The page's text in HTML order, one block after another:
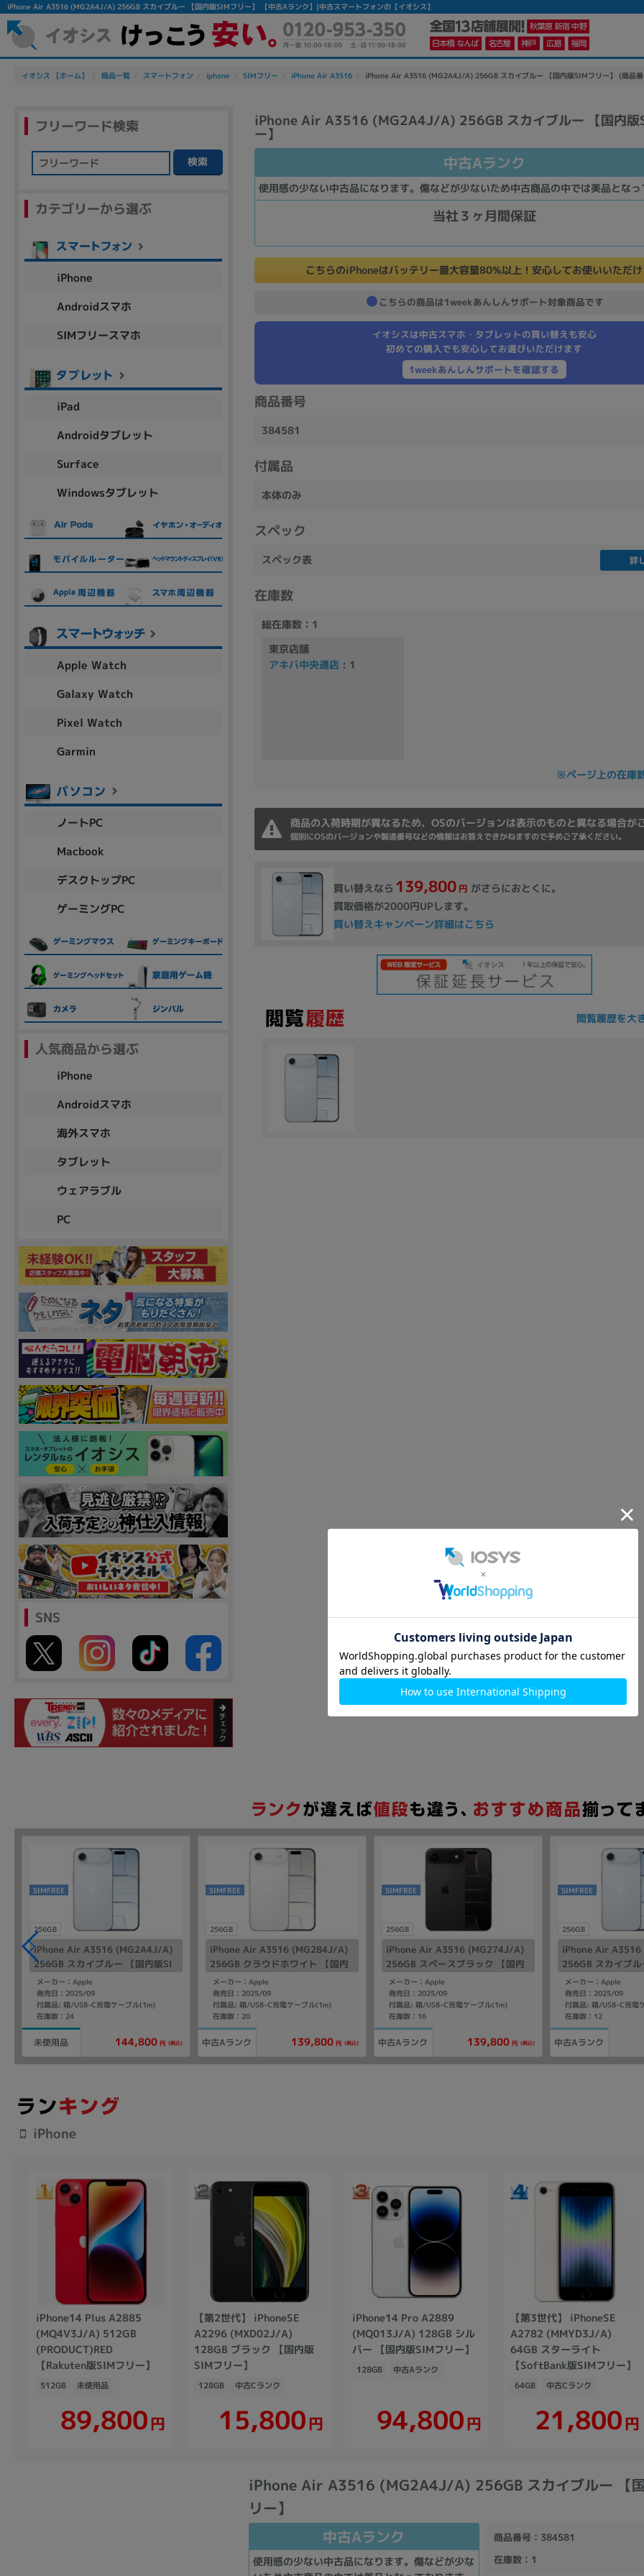
iPhone Air A3516 (MG2A4J/A) 256GB スカイブルー 【国内版SIMフリー】 【中古Aランク】|中古スマートフォンの【イオシス】
イオシス 【ホーム】 商品一覧 スマートフォン iphone SIMフリー iPhone Air A3516 iPhone Air A3516 (MG2A4J/A) 256GB スカイブルー 【国内版SIMフリー】 (商品
iPhone Air A3516 (MG2A4J/A) 256GB スカイブルー 【国内版
ー】
中古Aランク
使用感の少ない中古品になります。傷などが少ないため中古商品の中では美品となっ
当社３ヶ月間保証
こちらのiPhoneはバッテリー最大容量80%以上！安心してお使いいただ
こちらの商品は1weekあんしんサポート対象商品です
イオシスは中古スマホ・タブレットの買い替えも安心
初めての購入でも安心してお選びいただけます
1weekあんしんサポートを確認する
商品番号
384581
付属品
本体のみ
スペック
スペック表 詳
在庫数
総在庫数：1
東京店舗
アキバ中央通店 : 1
※ページ上の在庫
商品の入荷時期が異なるため、OSのバージョンは表示のものと異なる場合が
個別にOSのバージョンや製造番号などの情報はお答えできかねますので予めご了承ください。
買い替えなら 139,800 円 がさらにおとくに。
買取価格が2000円UPします。
買い替えキャンペーン詳細はこちら
閲覧履歴を大
フリーワード検索
検索
カテゴリーから選ぶ
iPhone
Androidスマホ
SIMフリースマホ
iPad
Androidタブレット
Surface
Windowsタブレット
Apple Watch
Galaxy Watch
Pixel Watch
Garmin
ノートPC
Macbook
デスクトップPC
ゲーミングPC
人気商品から選ぶ
iPhone
Androidスマホ
海外スマホ
タブレット
ウェアラブル
PC
SNS
256GB
SIMFREE
iPhone Air A3516 (MG2A4J/A)
256GB スカイブルー 【国内版SI
Mフリー】
メーカー：Apple
発売日：2025/09
付属品: 箱/USB-C充電ケーブル(1m)
在庫数：24
未使用品 144,800 円 (税込)
256GB
SIMFREE
iPhone Air A3516 (MG284J/A)
256GB クラウドホワイト 【国内
版SIMフリー】
メーカー：Apple
発売日：2025/09
付属品: 箱/USB-C充電ケーブル(1m)
在庫数：20
中古Aランク 139,800 円 (税込)
256GB
SIMFREE
iPhone Air A3516 (MG274J/A)
256GB スペースブラック 【国内
版SIMフリー】
メーカー：Apple
発売日：2025/09
付属品: 箱/USB-C充電ケーブル(1m)
在庫数：16
中古Aランク 139,800 円 (税込)
256GB
SIMFREE
iPhone Air
256GB スカイブ
Mフリー】
メーカー：Apple
発売日：2025/09
付属品: 箱/USB-C充電
在庫数：12
中古Aランク
iPhone
iPhone14 Plus A2885
(MQ4V3J/A) 512GB
(PRODUCT)RED
【Rakuten版SIMフリー】
512GB 未使用品
89,800円
【第2世代】 iPhoneSE
A2296 (MXD02J/A)
128GB ブラック 【国内版
SIMフリー】
128GB 中古Cランク
15,800円
iPhone14 Pro A2889
(MQ013J/A) 128GB シル
バー 【国内版SIMフリー】
128GB 中古Aランク
94,800円
【第3世代】 iPhoneSE
A2782 (MMYD3J/A)
64GB スターライト
【SoftBank版SIMフリー】
64GB 中古Cランク
21,800円
iPhone Air A3516 (MG2A4J/A) 256GB スカイブルー 【
リー】
中古Aランク
使用感の少ない中古品になります。傷などが少な
商品番号：384581
在庫数：1
除外ワード
人気の検索ワード：Let's note EliteBook
カテゴリー
商品ジャンルの絞り込み
ノートPC デスクPC
商品シリーズ名・ブランド名の絞り込み。
aspire Inspiron
メーカー
製造、販売メーカーの絞り込み
Apple SONY TOSHIBA
Asus HP
商品の搭載機能による絞り込み
Webカメラ内蔵
ランク
商品状態の絞り込み
新品/未使用 中古 新品 Aランク Bランク
容量
~
モニタサイズ
~
円 ～
発売日
各項目のチェックボックスは「or検索」となります。